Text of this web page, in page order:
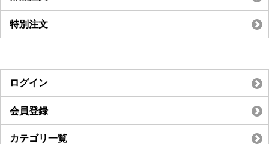
特別注文
ログイン
会員登録
カテゴリ一覧